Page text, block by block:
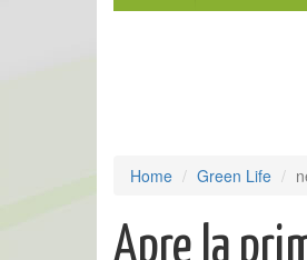
Home Green Life
Apre la